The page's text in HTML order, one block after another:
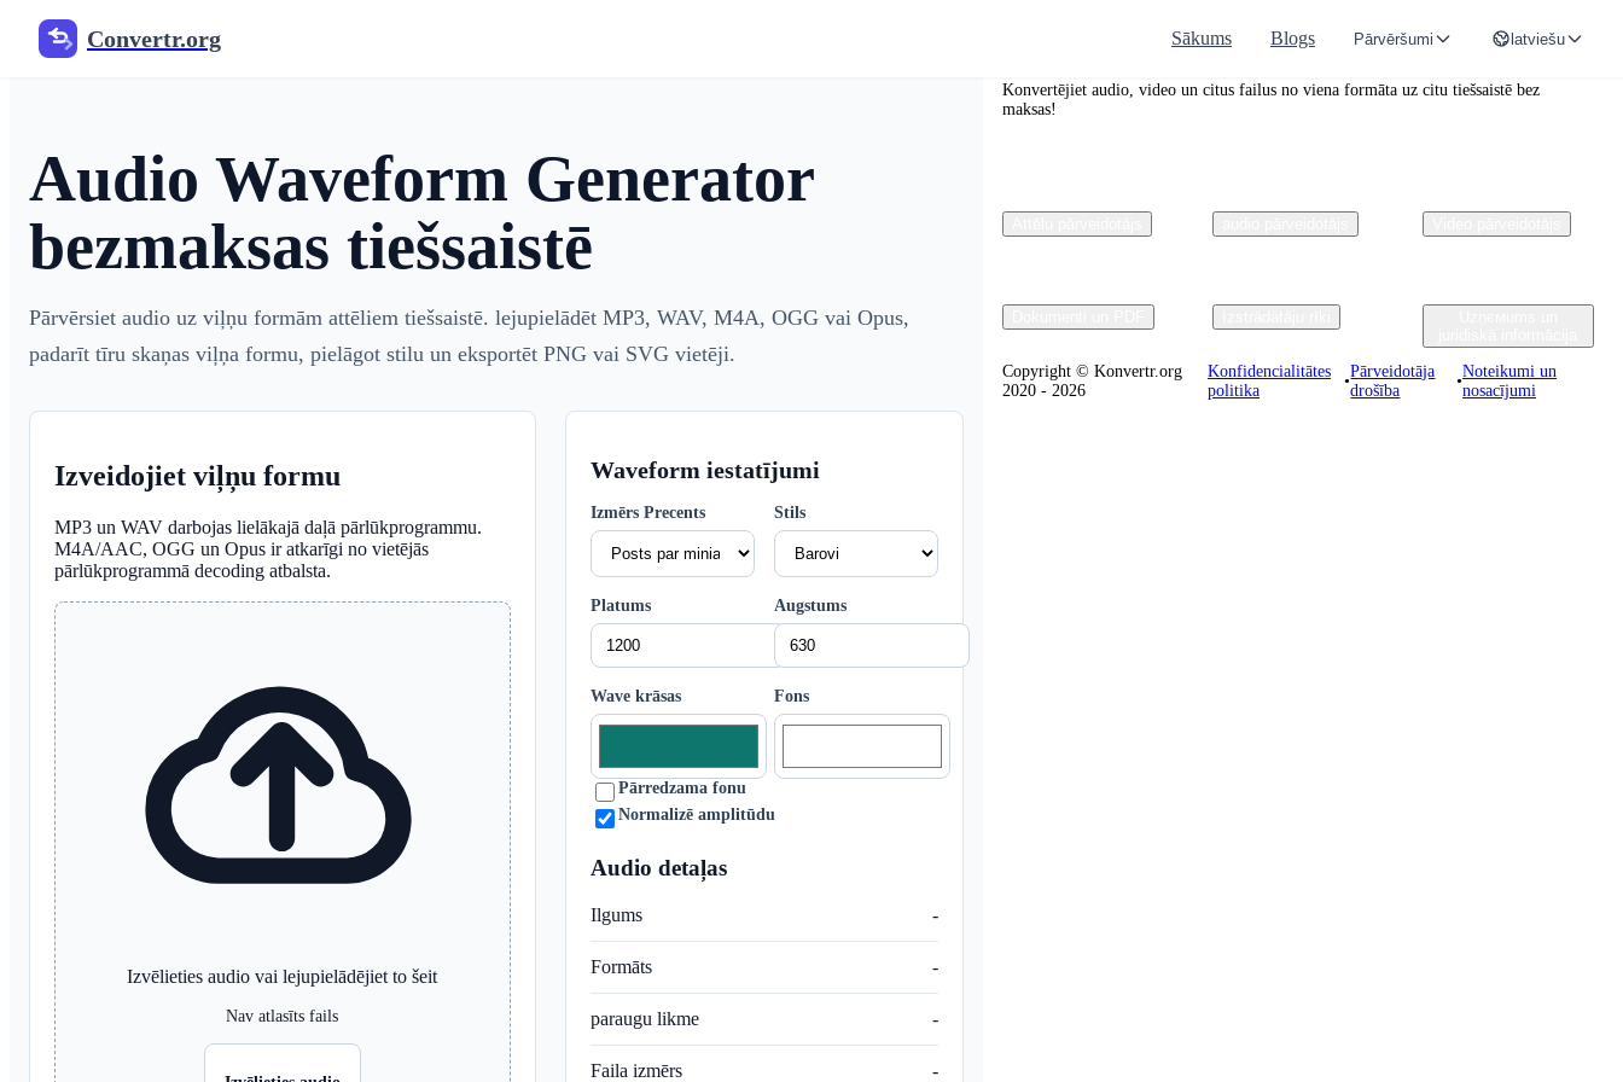
Convertr.org Sākums Blogs Pārvēršumi latviešu
Audio Waveform Generator
bezmaksas tiešsaistē
Pārvērsiet audio uz viļņu formām attēliem tiešsaistē. lejupielādēt MP3, WAV, M4A, OGG vai Opus,
padarīt tīru skaņas viļņa formu, pielāgot stilu un eksportēt PNG vai SVG vietēji.
Izveidojiet viļņu formu
MP3 un WAV darbojas lielākajā daļā pārlūkprogrammu.
M4A/AAC, OGG un Opus ir atkarīgi no vietējās
pārlūkprogrammā decoding atbalsta.
Izvēlieties audio vai lejupielādējiet to šeit
Nav atlasīts fails
Waveform iestatījumi
Izmērs Precents Stils
Platums Augstums
Wave krāsas Fons
Pārredzama fonu
Normalizē amplitūdu
Audio detaļas
Ilgums -
Formāts -
paraugu likme -
Faila izmērs -
Konvertējiet audio, video un citus failus no viena formāta uz citu tiešsaistē bez
maksas!
Copyright © Konvertr.org
2020 - 2026
Konfidencialitātes
politika
•
Pārveidotāja
drošība
•
Noteikumi un
nosacījumi